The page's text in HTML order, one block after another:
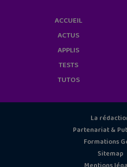
ACCUEIL
ACTUS
APPLIS
TESTS
TUTOS
La
Partenariat &
Formations
Sitemap